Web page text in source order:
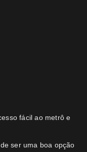
fácil ao metrô e
ser uma boa opção